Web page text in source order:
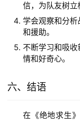
信，为队友树立
学会观察和分
和援助。
不断学习和吸
情和好奇心。
六、结语
在《绝地求生